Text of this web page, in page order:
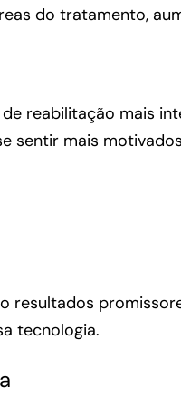
do tratamento,
reabilitação mais
sentir mais
tecnologia.